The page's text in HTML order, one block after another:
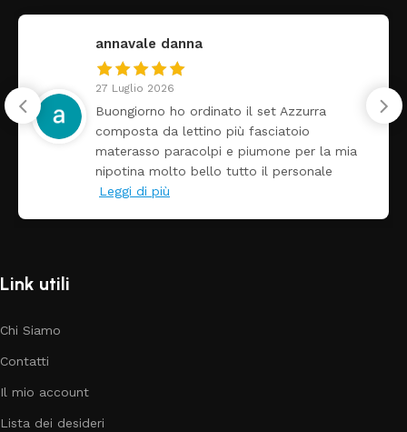
federica
24 Luglio 2026
Tutti perfetto! Ho ordinato un lettino
arrivato ben imballato dopo pochi
Prezzo ottimi rispetto la concorrenza
Link utili
Chi Siamo
Contatti
Il mio account
Lista dei desideri